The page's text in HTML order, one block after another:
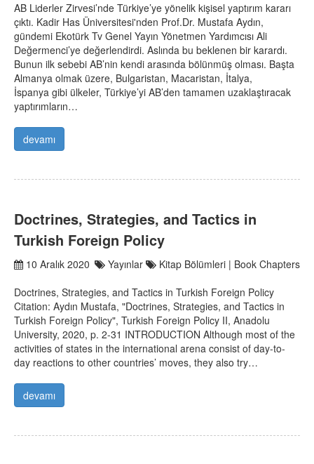
AB Liderler Zirvesi’nde Türkiye’ye yönelik kişisel yaptırım kararı
çıktı. Kadir Has Üniversitesi'nden Prof.Dr. Mustafa Aydın,
gündemi Ekotürk Tv Genel Yayın Yönetmen Yardımcısı Ali
Değermenci’ye değerlendirdi. Aslında bu beklenen bir karardı.
Bunun ilk sebebi AB’nin kendi arasında bölünmüş olması. Başta
Almanya olmak üzere, Bulgaristan, Macaristan, İtalya,
İspanya gibi ülkeler, Türkiye’yi AB’den tamamen uzaklaştıracak
yaptırımların…
devamı
Doctrines, Strategies, and Tactics in
Turkish Foreign Policy
10 Aralık 2020 Yayınlar
Kitap Bölümleri | Book Chapters
Doctrines, Strategies, and Tactics in Turkish Foreign Policy
Citation: Aydın Mustafa, "Doctrines, Strategies, and Tactics in
Turkish Foreign Policy", Turkish Foreign Policy II, Anadolu
University, 2020, p. 2-31 INTRODUCTION Although most of the
activities of states in the international arena consist of day-to-
day reactions to other countries’ moves, they also try…
devamı